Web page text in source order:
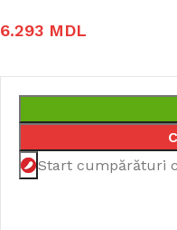
6.293 MDL
Start cumpărături